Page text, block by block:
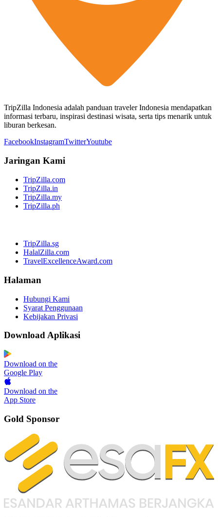
TripZilla Indonesia adalah panduan traveler Indonesia mendapatkan
informasi terbaru, inspirasi destinasi wisata, serta tips menarik untuk
liburan berkesan.
FacebookInstagramTwitterYoutube
Jaringan Kami
TripZilla.com
TripZilla.in
TripZilla.my
TripZilla.ph
TripZilla.sg
HalalZilla.com
TravelExcellenceAward.com
Halaman
Hubungi Kami
Syarat Penggunaan
Kebijakan Privasi
Download Aplikasi
Download on the
Google Play
Download on the
App Store
Gold Sponsor